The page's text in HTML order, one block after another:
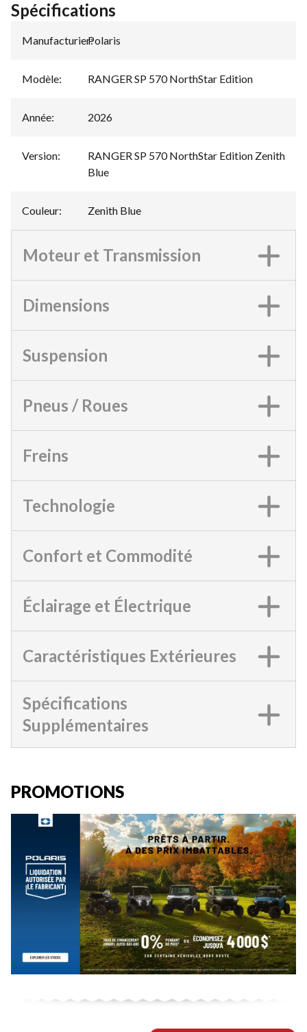
Spécifications
Manufacturier:
Polaris
Modèle: RANGER SP 570 NorthStar Edition
Année: 2026
Version:
RANGER SP 570 NorthStar Edition Zenith
Blue
Couleur: Zenith Blue
Moteur et Transmission
Dimensions
Suspension
Pneus / Roues
Freins
Technologie
Confort et Commodité
Éclairage et Électrique
Caractéristiques Extérieures
Spécifications
Supplémentaires
PROMOTIONS